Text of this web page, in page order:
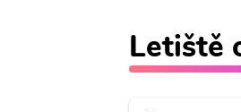
Letiště